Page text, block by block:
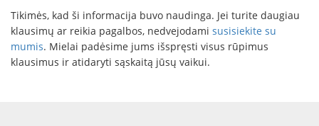
Tikimės, kad ši informacija buvo naudinga. Jei turite daugiau
klausimų ar reikia pagalbos, nedvejodami susisiekite su
mumis. Mielai padėsime jums išspręsti visus rūpimus
klausimus ir atidaryti sąskaitą jūsų vaikui.